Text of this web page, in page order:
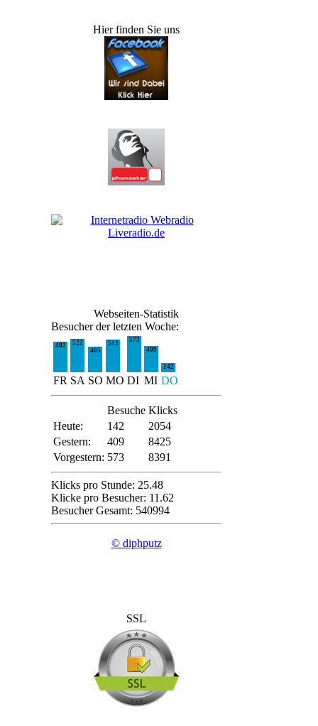
Hier finden Sie uns
Webseiten-Statistik
Besucher der letzten Woche:
482
522
405
513
573
409
142
FR SA SO MO DI MI DO
Besuche Klicks
Heute:
142
2054
Gestern:
409
8425
Vorgestern: 573 8391
Klicks pro Stunde: 25.48
Klicke pro Besucher: 11.62
Besucher Gesamt: 540994
© diphputz
SSL